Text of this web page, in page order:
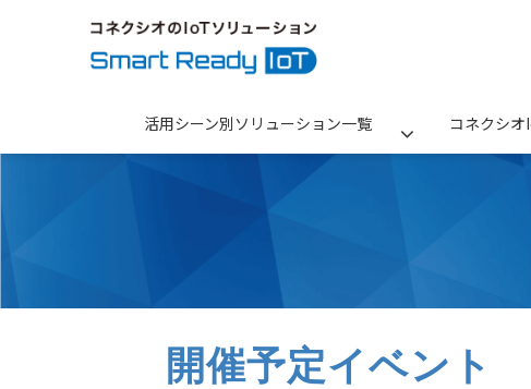
活用シーン別ソリューション一覧 コネクシ
開催予定イベント